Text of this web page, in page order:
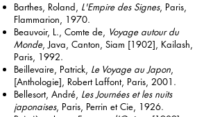
Barthes, Roland, L'Empire des Signes, Paris,
Flammarion, 1970.
Beauvoir, L., Comte de, Voyage autour du
Monde, Java, Canton, Siam [1902], Kailash,
Paris, 1992.
Beillevaire, Patrick, Le Voyage au Japon,
[Anthologie], Robert Laffont, Paris, 2001.
Bellesort, André, Les Journées et les nuits
japonaises, Paris, Perrin et Cie, 1926.